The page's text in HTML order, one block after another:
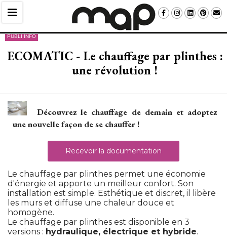
PUBLI INFO
ECOMATIC - Le chauffage par plinthes :
une révolution !
Découvrez le chauffage de demain et adoptez
une nouvelle façon de se chauffer !
Recevoir la documentation
Le chauffage par plinthes permet une économie
d'énergie et apporte un meilleur confort. Son
installation est simple. Esthétique et discret, il libère
les murs et diffuse une chaleur douce et
homogène.
Le chauffage par plinthes est disponible en 3
versions : hydraulique, électrique et hybride.